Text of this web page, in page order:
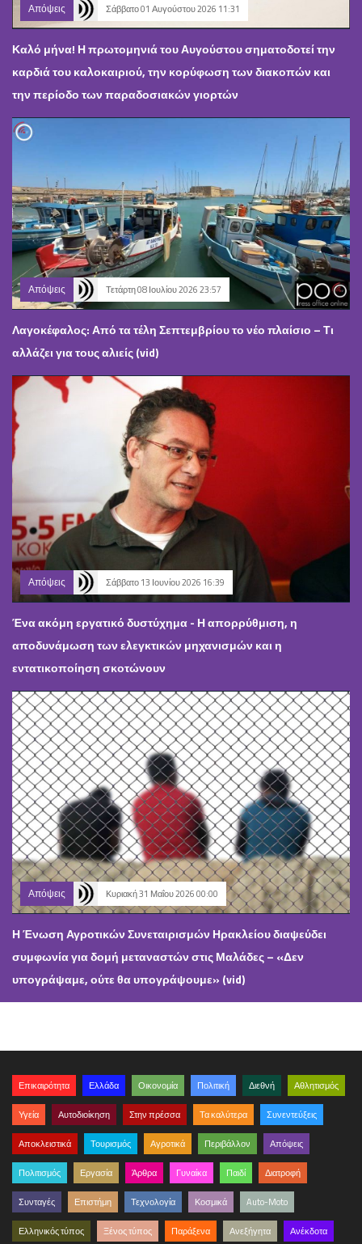
Απόψεις Σάββατο 01 Αυγούστου 2026 11:31
Καλό μήνα! Η πρωτομηνιά του Αυγούστου σηματοδοτεί την
καρδιά του καλοκαιριού, την κορύφωση των διακοπών και
την περίοδο των παραδοσιακών γιορτών
Απόψεις Τετάρτη 08 Ιουλίου 2026 23:57
Λαγοκέφαλος: Από τα τέλη Σεπτεμβρίου το νέο πλαίσιο – Τι
αλλάζει για τους αλιείς (vid)
Απόψεις Σάββατο 13 Ιουνίου 2026 16:39
Ένα ακόμη εργατικό δυστύχημα - Η απορρύθμιση, η
αποδυνάμωση των ελεγκτικών μηχανισμών και η
εντατικοποίηση σκοτώνουν
Απόψεις Κυριακή 31 Μαΐου 2026 00:00
Η Ένωση Αγροτικών Συνεταιρισμών Ηρακλείου διαψεύδει
συμφωνία για δομή μεταναστών στις Μαλάδες – «Δεν
υπογράψαμε, ούτε θα υπογράψουμε» (vid)
Επικαιρότητα Ελλάδα Οικονομία Πολιτική Διεθνή Αθλητισμός
Υγεία Αυτοδιοίκηση Στην πρέσσα Τα καλύτερα Συνεντεύξεις
Αποκλειστικά Τουρισμός Αγροτικά Περιβάλλον Απόψεις
Πολιτισμός Εργασία Άρθρα Γυναίκα Παιδί Διατροφή
Συνταγές Επιστήμη Τεχνολογία Κοσμικά Auto-Moto
Ελληνικός τύπος Ξένος τύπος Παράξενα Ανεξήγητα Ανέκδοτα